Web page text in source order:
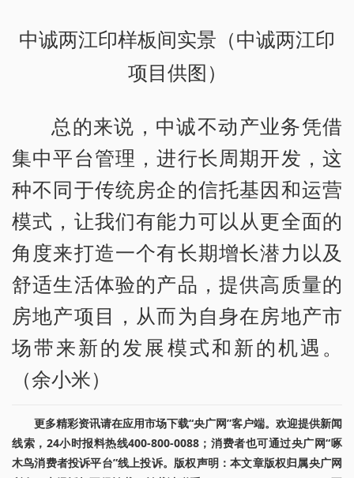
中诚两江印样板间实景（中诚两江印
项目供图）
总的来说，中诚不动产业务凭借
集中平台管理，进行长周期开发，这
种不同于传统房企的信托基因和运营
模式，让我们有能力可以从更全面的
角度来打造一个有长期增长潜力以及
舒适生活体验的产品，提供高质量的
房地产项目，从而为自身在房地产市
场带来新的发展模式和新的机遇。
（余小米）
更多精彩资讯请在应用市场下载“央广网”客户端。欢迎提供新闻
线索，24小时报料热线400-800-0088；消费者也可通过央广网“啄
木鸟消费者投诉平台”线上投诉。版权声明：本文章版权归属央广网